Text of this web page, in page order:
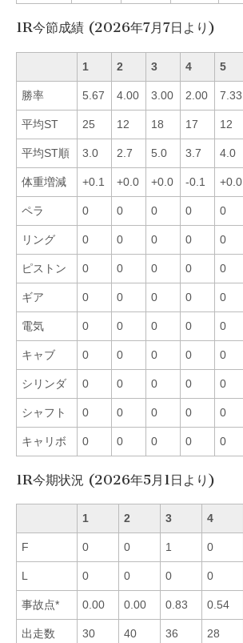
1R今節成績 (2026年7月7日より)
1 2 3 4 5
勝率 5.67 4.00 3.00 2.00 7.33
平均ST 25 12 18 17 12
平均ST順 3.0 2.7 5.0 3.7 4.0
体重増減 +0.1 +0.0 +0.0 -0.1 +0.0
ペラ 0 0 0 0 0
リング 0 0 0 0 0
ピストン 0 0 0 0 0
ギア 0 0 0 0 0
電気 0 0 0 0 0
キャブ 0 0 0 0 0
シリンダ 0 0 0 0 0
シャフト 0 0 0 0 0
キャリボ 0 0 0 0 0
1R今期状況 (2026年5月1日より)
1 2 3 4
F 0 0 1 0
L 0 0 0 0
事故点* 0.00 0.00 0.83 0.54
出走数 30 40 36 28